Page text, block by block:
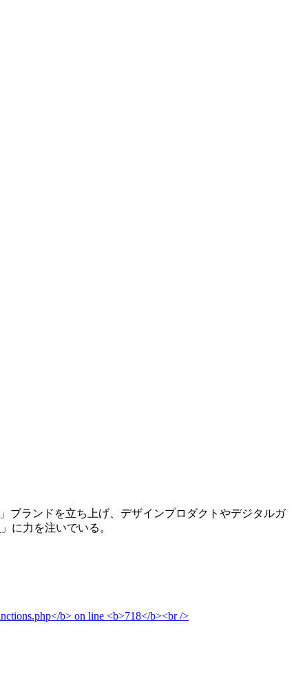
」ブランドを立ち上げ、デザインプロダクトやデジタルガ
」に力を注いでいる。